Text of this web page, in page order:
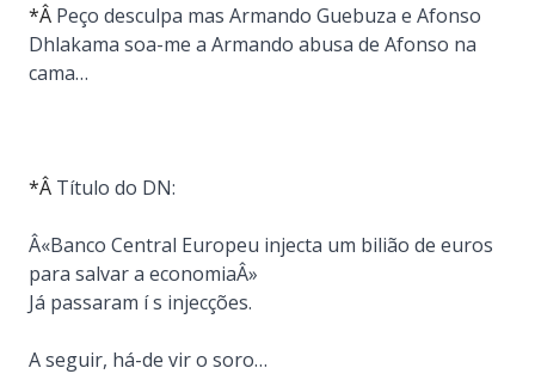
*Â Peço desculpa mas Armando Guebuza e Afonso
Dhlakama soa-me a Armando abusa de Afonso na
cama…
*Â Título do DN:
Â«Banco Central Europeu injecta um bilião de euros
para salvar a economiaÂ»
Já passaram í s injecções.
A seguir, há-de vir o soro…